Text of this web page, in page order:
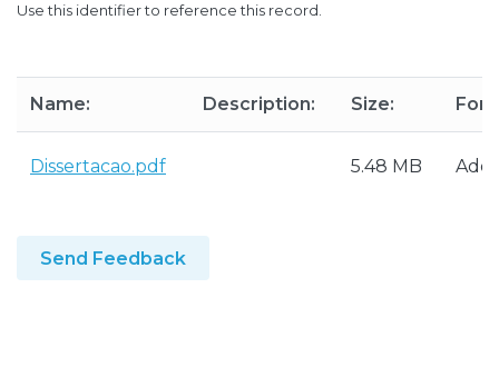
Use this identifier to reference this record.
Name: Description: Size:
Dissertacao.pdf 5.48 MB
Send Feedback